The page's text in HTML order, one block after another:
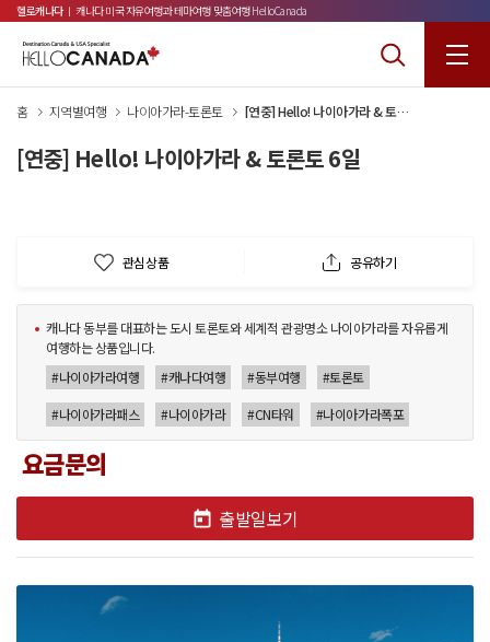
헬로캐나다 ㅣ 캐나다 미국 자유여행과 테마여행 맞춤여행 HelloCanada
홈 지역별여행 나이아가라-토론토 [연중] Hello! 나이아가라 & 토론토 6일
[연중] Hello! 나이아가라 & 토론토 6일
관심상품 공유하기
캐나다 동부를 대표하는 도시 토론토와 세계적 관광명소 나이아가라를 자유롭게
여행하는 상품입니다.
#나이아가라여행
#캐나다여행 #동부여행
#토론토
#나이아가라패스
#나이아가라 #CN타워 #나이아가라폭포
요금문의
출발일보기